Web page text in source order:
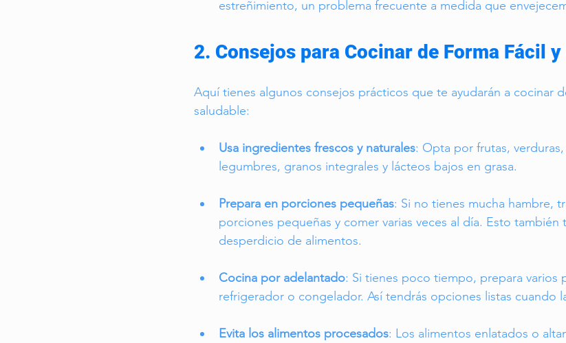
estreñimiento, un problema frecuente a medida que
2. Consejos para Cocinar de Forma Fácil
Aquí tienes algunos consejos prácticos que te ayudarán a cocinar
saludable:
Usa ingredientes frescos y naturales: Opta por frutas,
legumbres, granos integrales y lácteos bajos en grasa.
Prepara en porciones pequeñas: Si no tienes mucha hambre,
porciones pequeñas y comer varias veces al día. Esto también
desperdicio de alimentos.
Cocina por adelantado: Si tienes poco tiempo, prepara varios
refrigerador o congelador. Así tendrás opciones listas cuando
Evita los alimentos procesados: Los alimentos enlatados o